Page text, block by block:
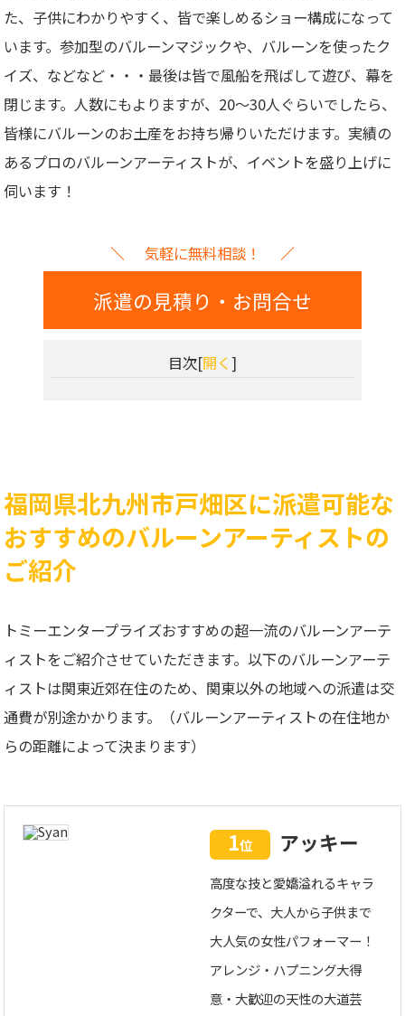
た、子供にわかりやすく、皆で楽しめるショー構成になって
います。参加型のバルーンマジックや、バルーンを使ったク
イズ、などなど・・・最後は皆で風船を飛ばして遊び、幕を
閉じます。人数にもよりますが、20～30人ぐらいでしたら、
皆様にバルーンのお土産をお持ち帰りいただけます。 実績の
あるプロのバルーンアーティストが、イベントを盛り上げに
伺います！
気軽に無料相談！
派遣の見積り・お問合せ
目次[開く ]
福岡県北九州市戸畑区に派遣可能な
おすすめのバルーンアーティストの
ご紹介
トミーエンタープライズおすすめの超一流のバルーンアーテ
ィストをご紹介させていただきます。以下のバルーンアーテ
ィストは関東近郊在住のため、関東以外の地域への派遣は交
通費が別途かかります。（バルーンアーティストの在住地か
らの距離によって決まります）
1位 アッキー
高度な技と愛嬌溢れるキャラ
クターで、大人から子供まで
大人気の女性パフォーマー！
アレンジ・ハプニング大得
意・大歓迎の天性の大道芸